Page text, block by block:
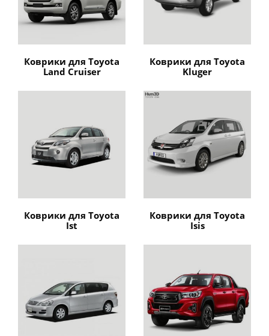
Коврики для Toyota
Land Cruiser
Коврики для Toyota
Kluger
Коврики для Toyota
Ist
Коврики для Toyota
Isis